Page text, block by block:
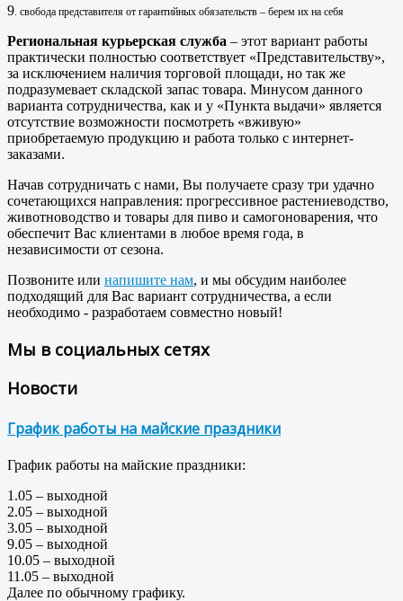
9. свобода представителя от гарантийных обязательств – берем их на себя
Региональная курьерская служба – этот вариант работы
практически полностью соответствует «Представительству»,
за исключением наличия торговой площади, но так же
подразумевает складской запас товара. Минусом данного
варианта сотрудничества, как и у «Пункта выдачи» является
отсутствие возможности посмотреть «вживую»
приобретаемую продукцию и работа только с интернет-
заказами.
Начав сотрудничать с нами, Вы получаете сразу три удачно
сочетающихся направления: прогрессивное растениеводство,
животноводство и товары для пиво и самогоноварения, что
обеспечит Вас клиентами в любое время года, в
независимости от сезона.
Позвоните или напишите нам, и мы обсудим наиболее
подходящий для Вас вариант сотрудничества, а если
необходимо - разработаем совместно новый!
Мы в социальных сетях
Новости
График работы на майские праздники
График работы на майские праздники:
1.05 – выходной
2.05 – выходной
3.05 – выходной
9.05 – выходной
10.05 – выходной
11.05 – выходной
Далее по обычному графику.